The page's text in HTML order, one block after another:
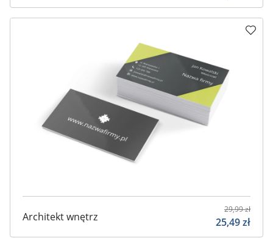
Architekt wnętrz
29,99zł
25,49zł